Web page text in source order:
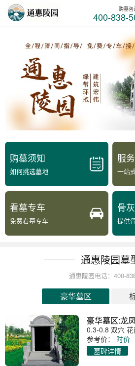
购墓咨
400-838-
购墓须知
如何挑选墓地
服
一站
看墓专车
免费看墓专车
骨
提供
通惠陵园墓
通惠陵园电话：400-
豪华墓区
豪华墓区:龙
0.3-0.8 双穴
参考价：
时价
墓碑详情